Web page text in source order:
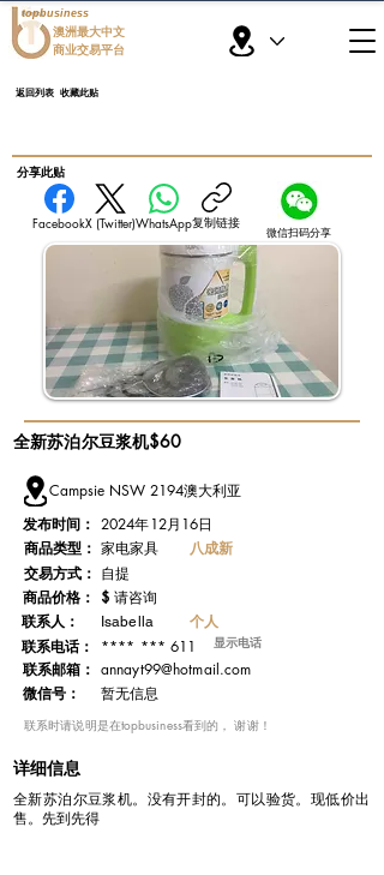
topbusiness
澳洲最大中文
商业交易平台
返回列表 收藏此贴
​分享此贴
FacebookX (Twitter)WhatsApp复制链接
微信扫码分享
全新苏泊尔豆浆机$60
Campsie NSW 2194澳大利亚
发布时间： 2024年12月16日
​商品类型： 家电家具
八成新
交易方式： 自提
​商品价格： $请咨询
联系人：
Isabella 个人
联系电话： **** *** 611 显示电话
​联系邮箱： annayt99@hotmail.com
微信号：
暂无信息
​联系时请说明是在topbusiness看到的， 谢谢！
详细信息
全新苏泊尔豆浆机。没有开封的。可以验货。现低价出
售。先到先得